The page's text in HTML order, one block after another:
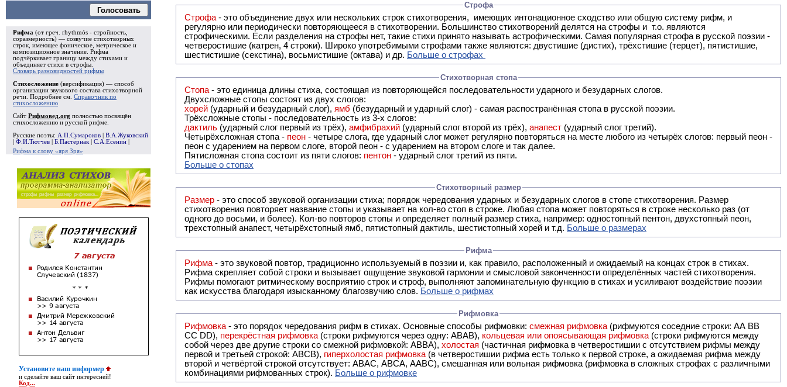
Голосовать
Рифма (от греч. rhythmós - стройность,
соразмерность) — созвучие стихотворных
строк, имеющее фоническое, метрическое и
композиционное значение. Рифма
подчёркивает границу между стихами и
объединяет стихи в строфы
Словарь разновидностей рифмы
Стихосложение (версификация) — способ
организации звукового состава стихотворной
речи. Подробнее см. Справочник по
стихосложению
Сайт Рифмовед.org полностью посвящён
стихосложению и русской рифме.
Русские поэты: А.П.Сумароков
В.А.Жуковский
Ф.И.Тютчев Б.Пастернак С.А.Есенин
Рифма к слову «яря Зря»
Установите наш информер
и сделайте ваш сайт интересней!
Код...
Строфа
Строфа - это объединение двух или нескольких строк стихотворения, имеющих интонационное сходство или общую систему рифм, и
регулярно или периодически повторяющееся в стихотворении. Большинство стихотворений делятся на строфы и т.о. являются
строфическими. Если разделения на строфы нет, такие стихи принято называть астрофическими. Самая популярная строфа в русской поэзии -
четверостишие (катрен, 4 строки). Широко употребимыми строфами также являются: двустишие (дистих), трёхстишие (терцет), пятистишие,
шестистишие (секстина), восьмистишие (октава) и др. Больше о строфах
Стихотворная стопа
Стопа - это единица длины стиха, состоящая из повторяющейся последовательности ударного и безударных слогов.
Двухсложные стопы состоят из двух слогов:
хорей (ударный и безударный слог), ямб (безударный и ударный слог) - самая распостранённая стопа в русской поэзии.
Трёхсложные стопы - последовательность из 3-х слогов:
дактиль (ударный слог первый из трёх), амфибрахий (ударный слог второй из трёх), анапест (ударный слог третий).
Четырёхсложная стопа - пеон - четыре слога, где ударный слог может регулярно повторяться на месте любого из четырёх слогов: первый пеон -
пеон с ударением на первом слоге, второй пеон - с ударением на втором слоге и так далее.
Пятисложная стопа состоит из пяти слогов: пентон - ударный слог третий из пяти.
Больше о стопах
Стихотворный размер
Размер - это способ звуковой организации стиха; порядок чередования ударных и безударных слогов в стопе стихотворения. Размер
стихотворения повторяет название стопы и указывает на кол-во стоп в строке. Любая стопа может повторяться в строке несколько раз (от
одного до восьми, и более). Кол-во повторов стопы и определяет полный размер стиха, например: одностопный пентон, двухстопный пеон,
трехстопный анапест, четырёхстопный ямб, пятистопный дактиль, шестистопный хорей и т.д. Больше о размерах
Рифма
Рифма
- это звуковой повтор, традиционно используемый в поэзии и, как правило, расположенный и ожидаемый на концах строк в стихах.
Рифма скрепляет собой строки и вызывает ощущение звуковой гармонии и смысловой законченности определённых частей стихотворения.
Рифмы помогают ритмическому восприятию строк и строф, выполняют запоминательную функцию в стихах и усиливают воздействие поэзии
как искусства благодаря изысканному благозвучию слов. Больше о рифмах
Рифмовка
Рифмовка - это порядок чередования рифм в стихах. Основные способы рифмовки: смежная рифмовка (рифмуются соседние строки: AA ВВ
СС DD), перекрёстная рифмовка (строки рифмуются через одну: ABAB), кольцевая или опоясывающая рифмовка (строки рифмуются между
собой через две другие строки со смежной рифмовкой: ABBA), холостая (частичная рифмовка в четверостишии с отсутствием рифмы между
первой и третьей строкой: АBCB), гиперхолостая рифмовка (в четверостишии рифма есть только к первой строке, а ожидаемая рифма между
второй и четвёртой строкой отсутствует: ABAC, ABCA, AABC), смешанная или вольная рифмовка (рифмовка в сложных строфах с различными
комбинациями рифмованных строк). Больше о рифмовке